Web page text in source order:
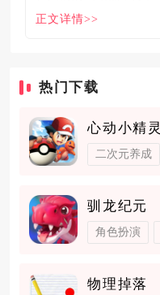
解
正文详情>>
热门下载
心动小精灵
二次元养成
驯龙纪元
角色扮演
物理掉落